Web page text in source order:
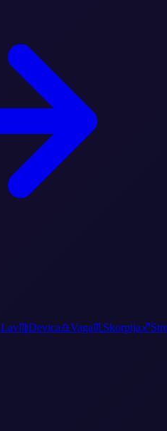
Lav♍Devica♎Vaga♏ Skorpija♐